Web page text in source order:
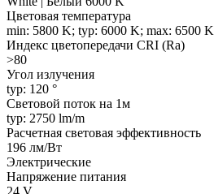
Цветовая температура
min: 5800 K; typ: 6000 K; max: 6500 K
Индекс цветопередачи CRI (Ra)
>80
Угол излучения
typ: 120 °
Световой поток на 1м
typ: 2750 lm/m
Расчетная световая эффективность
196 лм/Вт
Электрические
Напряжение питания
24 V